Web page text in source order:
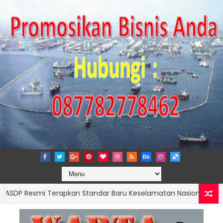
Terapkan Standar Baru Keselamatan Nasional BERITA